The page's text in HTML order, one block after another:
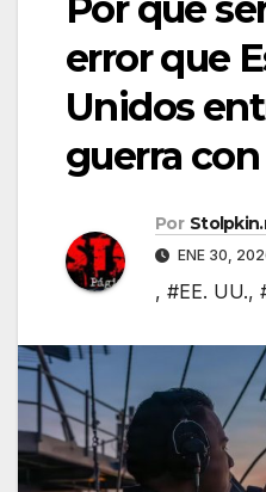
error que
Unidos
guerra
Por
ENE 30,
, #EE. UU.,